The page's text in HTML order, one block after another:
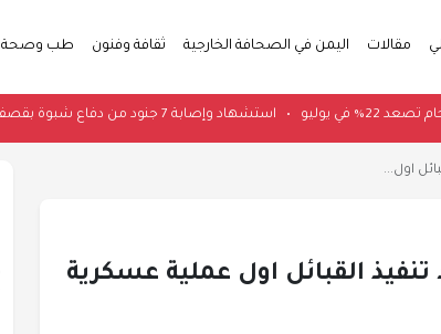
مقالات اليمن في الصحافة الخارجية ثقافة وفنون طب وصحة
الخام تصعد 22% في يوليو •استشهاد وإصابة 7 جنود من دفاع شبوة بقصف حوثي على حريب
اول...
القبائل اول عملية عسكرية